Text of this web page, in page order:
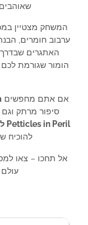
המשחק מצטיין
ערבוב חומרים,
האתגרים
הומור שגורמת
אם אתם מחפשים
סיפור מרתק
Petticles in Peril למחשב
להוכיח